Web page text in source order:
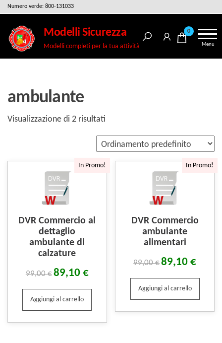
Salta
vai
contenuto
Numero verde: 800-131033
Modelli Sicurezza
Modelli completi per la tua attività
0
Menu
ambulante
Visualizzazione di 2 risultati
In Promo!
DVR Commercio al
dettaglio
ambulante di
calzature
99,00€89,10 €
Aggiungi al carrello
In Promo!
DVR Commercio
ambulante
alimentari
99,00€89,10€
Aggiungi al carrello